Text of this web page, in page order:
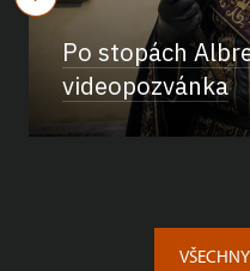
Po stopách
videopozvánka